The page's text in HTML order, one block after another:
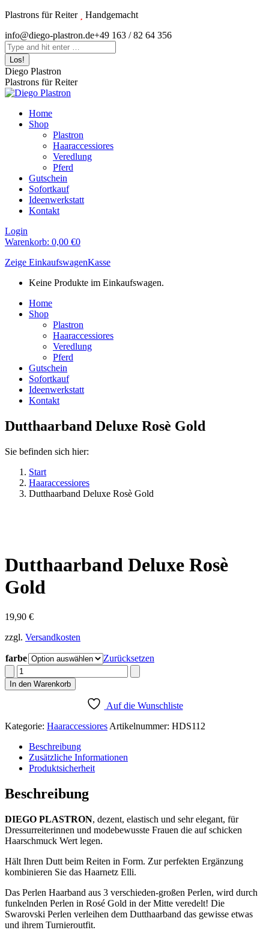
Zum
springen
Plastrons für Reiter
Handgemacht
Instagram
page
opens
in
new
window
info@diego-plastron.de+49 163 / 82 64 356
Search:
Diego Plastron
Plastrons für Reiter
Home
Shop
Plastron
Haaraccessiores
Veredlung
Pferd
Gutschein
Sofortkauf
Ideenwerkstatt
Kontakt
Login
Warenkorb: 0,00 €0
Zeige EinkaufswagenKasse
Keine Produkte im Einkaufswagen.
Home
Shop
Plastron
Haaraccessiores
Veredlung
Pferd
Gutschein
Sofortkauf
Ideenwerkstatt
Kontakt
Dutthaarband Deluxe Rosè Gold
Sie befinden sich hier:
Start
Haaraccessiores
Dutthaarband Deluxe Rosè Gold
Dutthaarband Deluxe Rosè
Gold
19,90 €
zzgl. Versandkosten
farbe
Zurücksetzen
Dutthaarband
Deluxe
Rosè
In den Warenkorb
Auf die Wunschliste
Kategorie: Haaraccessiores Artikelnummer: HDS112
Beschreibung
Zusätzliche Informationen
Produktsicherheit
Beschreibung
DIEGO PLASTRON, dezent, elastisch und sehr elegant, für
Dressurreiterinnen und modebewusste Frauen die auf schicken
Haarschmuck Wert legen.
Hält Ihren Dutt beim Reiten in Form. Zur perfekten Ergänzung
kombinieren Sie das Haarnetz Elli.
Das Perlen Haarband aus 3 verschieden-großen Perlen, wird durch
funkelnden Perlen in Rosé Gold in der Mitte veredelt! Die
Swarovski Perlen verleihen dem Dutthaarband das gewisse etwas
und ihrem Turnieroutfit.